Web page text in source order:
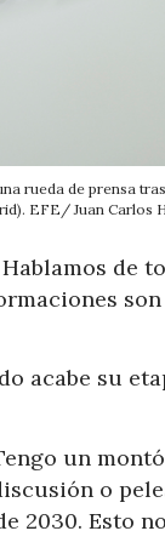
rueda de prensa
EFE/ Juan Carlos
de
acabe su
un
o
2030. Esto